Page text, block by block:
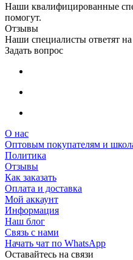
Наши квалифицированные
помогут.
Отзывы
Наши специалисты ответят
Задать вопрос
О нас
Оптовым покупателям и
Политика
Отзывы
Как заказать
Оплата и доставка
Мой аккаунт
Информация
Наш блог
Связь с нами
Начать чат по WhatsApp
Оставайтесь на связи